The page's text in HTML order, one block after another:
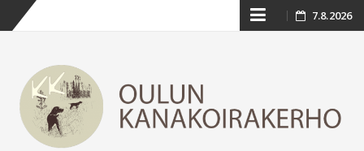
Skip 7.8.2026